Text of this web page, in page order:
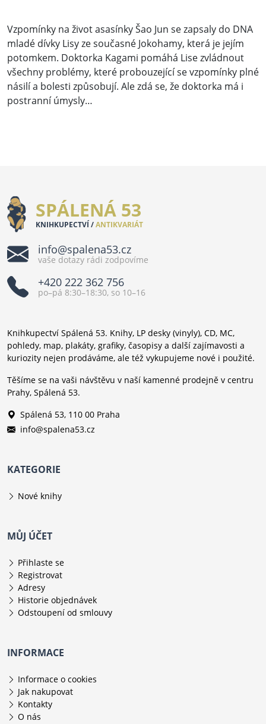
Vzpomínky na život asasínky Šao Jun se zapsaly do DNA
mladé dívky Lisy ze současné Jokohamy, která je jejím
potomkem. Doktorka Kagami pomáhá Lise zvládnout
všechny problémy, které probouzející se vzpomínky plné
násilí a bolesti způsobují. Ale zdá se, že doktorka má i
postranní úmysly…
SPÁLENÁ 53
KNIHKUPECTVÍ /ANTIKVARIÁT
info@spalena53.cz
vaše dotazy rádi zodpovíme
+420 222 362 756
po–pá 8:30–18:30, so 10–16
Knihkupectví Spálená 53. Knihy, LP desky (vinyly), CD, MC,
pohledy, map, plakáty, grafiky, časopisy a další zajímavosti a
kuriozity nejen prodáváme, ale též vykupujeme nové i použité.
Těšíme se na vaši návštěvu v naší kamenné prodejně v centru
Prahy, Spálená 53.
Spálená 53, 110 00 Praha
info@spalena53.cz
KATEGORIE
Nové knihy
MŮJ ÚČET
Přihlaste se
Registrovat
Adresy
Historie objednávek
Odstoupení od smlouvy
INFORMACE
Informace o cookies
Jak nakupovat
Kontakty
O nás